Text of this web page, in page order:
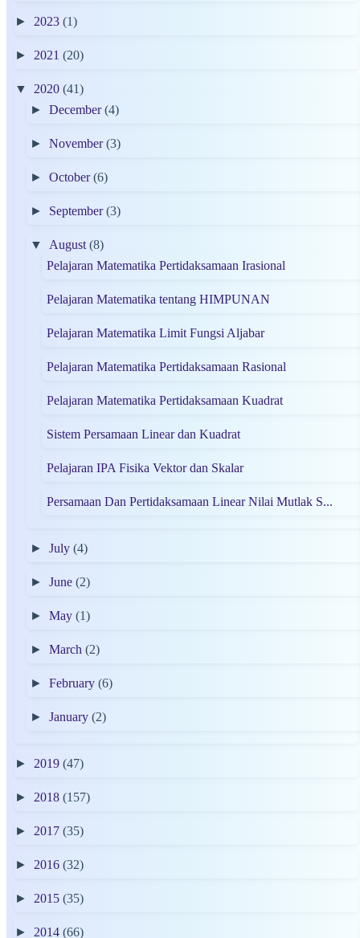
► 2023 (1)
► 2021 (20)
▼ 2020 (41)
►December(4)
►November(3)
►October(6)
► September(3)
▼ August(8)
Pelajaran Matematika Pertidaksamaan Irasional
Pelajaran Matematika tentang HIMPUNAN
Pelajaran Matematika Limit Fungsi Aljabar
Pelajaran Matematika Pertidaksamaan Rasional
Pelajaran Matematika Pertidaksamaan Kuadrat
Sistem Persamaan Linear dan Kuadrat
Pelajaran IPA Fisika Vektor dan Skalar
Persamaan Dan Pertidaksamaan Linear Nilai Mutlak S...
►July(4)
►June(2)
►May(1)
►March(2)
►February(6)
►January(2)
► 2019 (47)
► 2018 (157)
► 2017 (35)
► 2016 (32)
► 2015 (35)
► 2014 (66)